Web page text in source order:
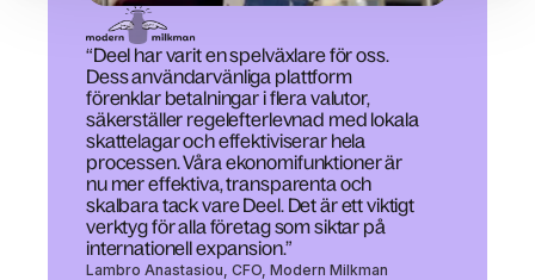
“Deel har varit en spelväxlare för oss.
Dess användarvänliga plattform
förenklar betalningar i flera valutor,
säkerställer regelefterlevnad med lokala
skattelagar och effektiviserar hela
processen. Våra ekonomifunktioner är
nu mer effektiva, transparenta och
skalbara tack vare Deel. Det är ett viktigt
verktyg för alla företag som siktar på
internationell expansion.”
Lambro Anastasiou, CFO, Modern Milkman